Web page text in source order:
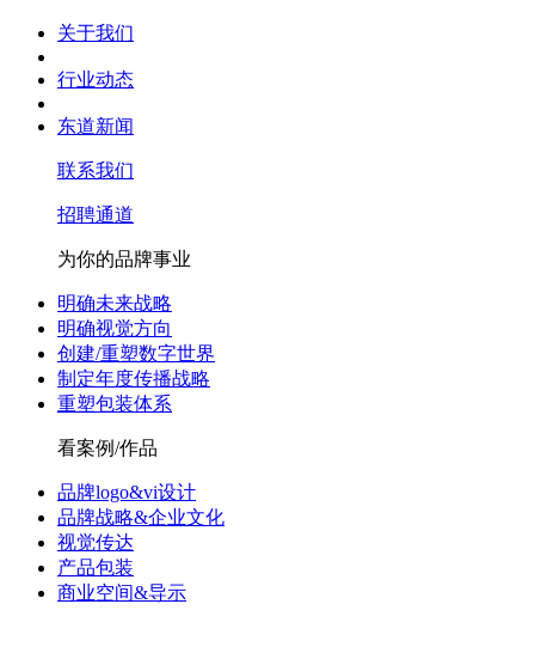
关于我们
行业动态
东道新闻
联系我们
招聘通道
为你的品牌事业
明确未来战略
明确视觉方向
创建/重塑数字世界
制定年度传播战略
重塑包装体系
看案例/作品
品牌logo&vi设计
品牌战略&企业文化
视觉传达
产品包装
商业空间&导示